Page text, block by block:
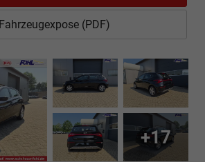
Fahrzeugexpose (PDF)
+17